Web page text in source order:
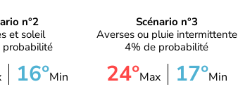
n°2
et soleil
16°Min
Scénario n°3
Averses ou pluie intermittente
4% de probabilité
24°Max 17°Min